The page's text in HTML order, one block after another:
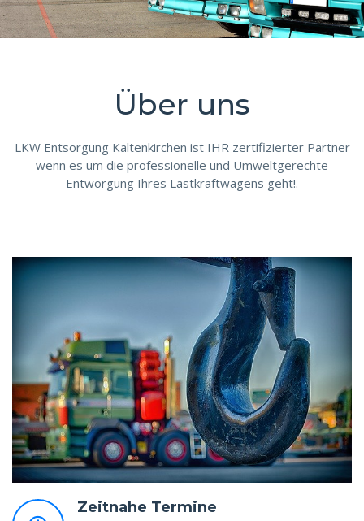
Über uns
LKW Entsorgung Kaltenkirchen ist IHR zertifizierter Partner
wenn es um die professionelle und Umweltgerechte
Entworgung Ihres Lastkraftwagens geht!.
Zeitnahe Termine